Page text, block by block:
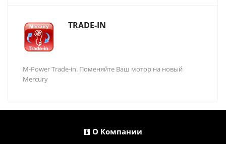
TRADE-IN
M-Power Trade-in. Поменяйте Ваш мотор на новый
Mercury
О Компании